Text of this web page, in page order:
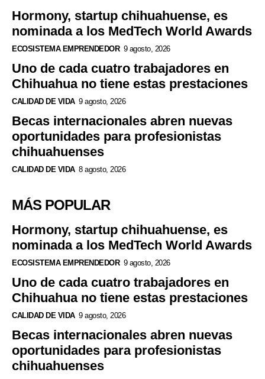
Hormony, startup chihuahuense, es
nominada a los MedTech World Awards
ECOSISTEMA EMPRENDEDOR 9 agosto, 2026
Uno de cada cuatro trabajadores en
Chihuahua no tiene estas prestaciones
CALIDAD DE VIDA 9 agosto, 2026
Becas internacionales abren nuevas
oportunidades para profesionistas
chihuahuenses
CALIDAD DE VIDA 8 agosto, 2026
MÁS POPULAR
Hormony, startup chihuahuense, es
nominada a los MedTech World Awards
ECOSISTEMA EMPRENDEDOR 9 agosto, 2026
Uno de cada cuatro trabajadores en
Chihuahua no tiene estas prestaciones
CALIDAD DE VIDA 9 agosto, 2026
Becas internacionales abren nuevas
oportunidades para profesionistas
chihuahuenses